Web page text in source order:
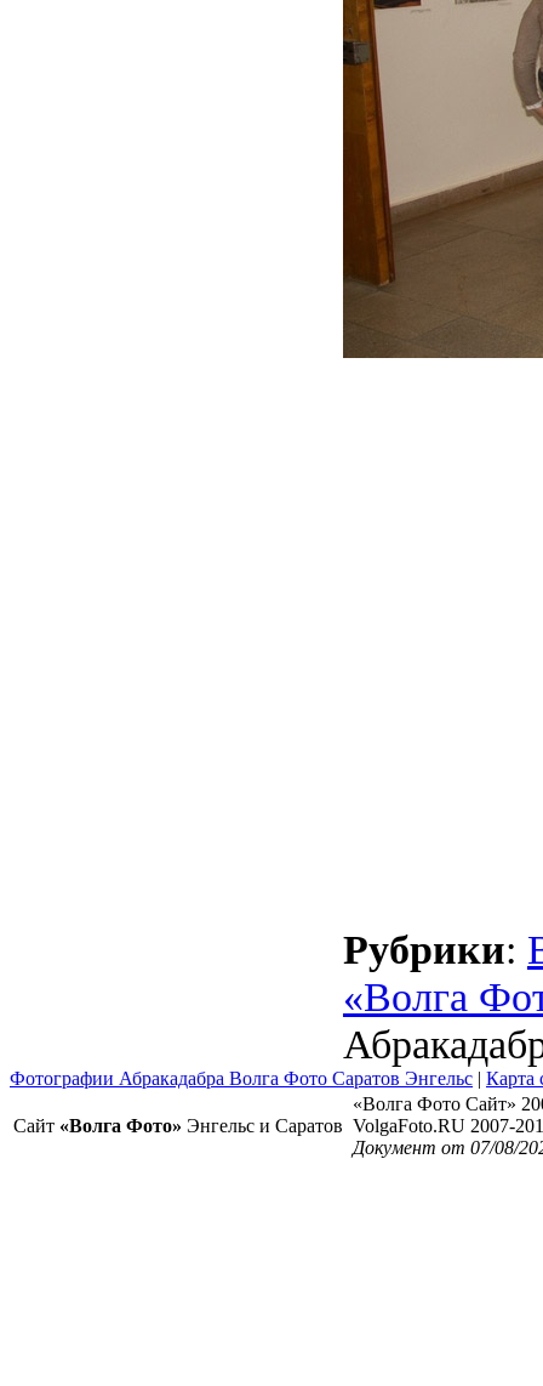
Рубрики:
«Волга
Фотографии Абракадабра Волга Фото Саратов Энгельс | Карта
Сайт «Волга Фото» Энгельс и Саратов
«Волга Фото Сайт»
VolgaFoto.RU 2007-
Документ от 07/08/